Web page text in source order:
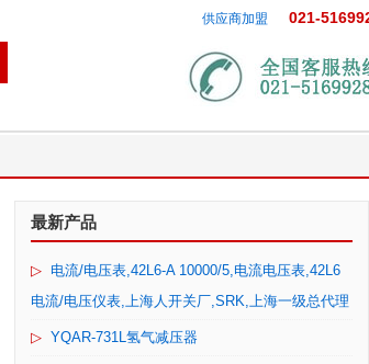
供应商加盟 021-
最新产品
▷ 电流/电压表,42L6-A 10000/5,电流电压表,42L6
电流/电压仪表,上海人开关厂,SRK,上海一级总代理
▷ YQAR-731L氢气减压器